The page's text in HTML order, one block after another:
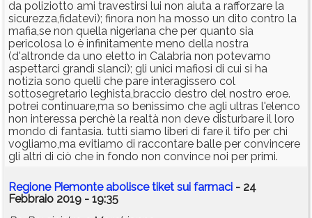
da poliziotto ami travestirsi lui non aiuta a rafforzare la
sicurezza,fidatevi); finora non ha mosso un dito contro la
mafia,se non quella nigeriana che per quanto sia
pericolosa lo è infinitamente meno della nostra
(d'altronde da uno eletto in Calabria non potevamo
aspettarci grandi slanci); gli unici mafiosi di cui si ha
notizia sono quelli che pare interagissero col
sottosegretario leghista,braccio destro del nostro eroe.
potrei continuare,ma so benissimo che agli ultras l'elenco
non interessa perchè la realtà non deve disturbare il loro
mondo di fantasia. tutti siamo liberi di fare il tifo per chi
vogliamo,ma evitiamo di raccontare balle per convincere
gli altri di ciò che in fondo non convince noi per primi.
Regione Piemonte abolisce tiket sui farmaci - 24
Febbraio 2019 - 19:35